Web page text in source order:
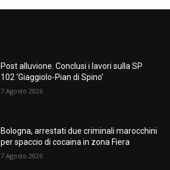
Post alluvione. Conclusi i lavori sulla SP
102 ‘Giaggiolo-Pian di Spino’
7 Agosto 2026
Bologna, arrestati due criminali marocchini
per spaccio di cocaina in zona Fiera
7 Agosto 2026